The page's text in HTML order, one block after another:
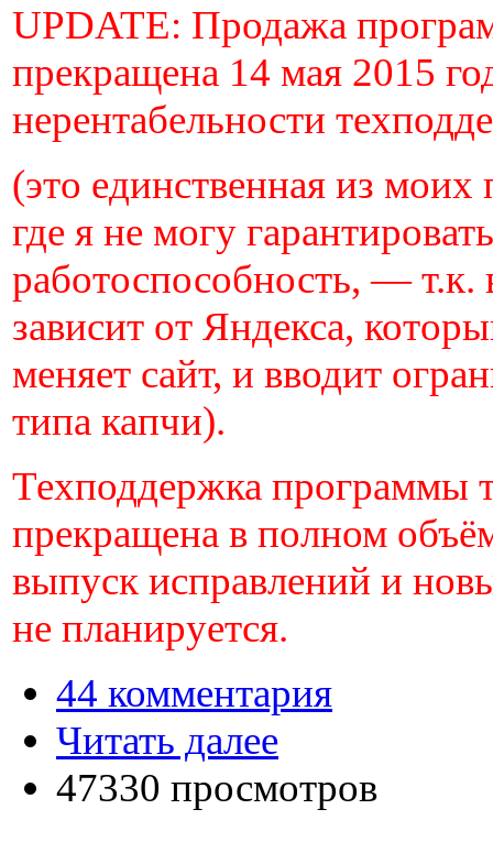
UPDATE: Продажа
прекращена 14 мая 2015
нерентабельности
(это единственная из моих
где я не могу гарантировать
работоспособность, — т.к.
зависит от Яндекса,
меняет сайт, и вводит
типа капчи).
Техподдержка программы
прекращена в полном
выпуск исправлений и
не планируется.
44 комментария
Читать далее
47330 просмотров